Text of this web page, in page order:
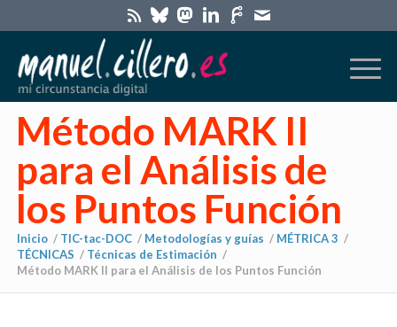
Método MARK II
para el Análisis de
los Puntos Función
Inicio / TIC-tac-DOC / Metodologías y guías / MÉTRICA 3 /
TÉCNICAS / Técnicas de Estimación /
Método MARK II para el Análisis de los Puntos Función